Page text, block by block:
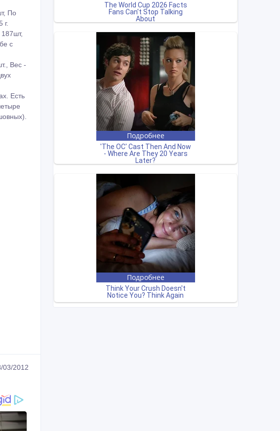
По
г.
с
Вес -
Есть
03/2012